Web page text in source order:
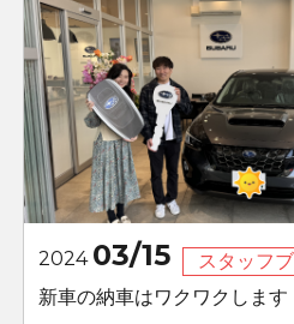
2024 03/15
スタッフ
新車の納車はワクワクします